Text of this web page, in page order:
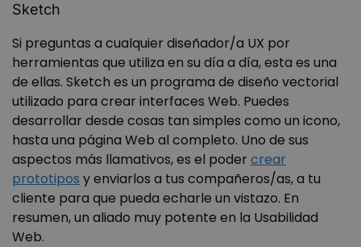
Sketch
Si preguntas a cualquier diseñador/a UX por
herramientas que utiliza en su día a día, esta es una
de ellas. Sketch es un programa de diseño vectorial
utilizado para crear interfaces Web. Puedes
desarrollar desde cosas tan simples como un icono,
hasta una página Web al completo. Uno de sus
aspectos más llamativos, es el poder crear
prototipos y enviarlos a tus compañeros/as, a tu
cliente para que pueda echarle un vistazo. En
resumen, un aliado muy potente en la Usabilidad
Web.